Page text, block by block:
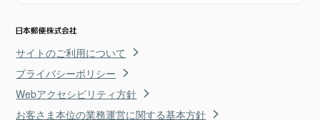
サイトのご利用について
プライバシーポリシー
Webアクセシビリティ方針
お客さま本位の業務運営に関する基本方針